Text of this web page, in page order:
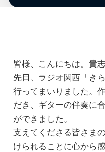
皆様、こんにちは。貴志
先日、ラジオ関西「き
行ってまいりました。
だき、ギターの伴奏に
ができました。
支えてくださる皆さま
けられることに心から